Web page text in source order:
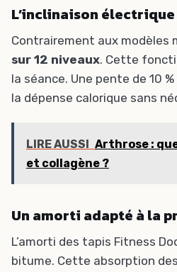
L’inclinaison
Contrairement aux modèles
sur 12 niveaux. Cette
la séance. Une pente de 10
la dépense calorique sans
LIRE AUSSI Arthrose :
et collagène ?
Un amorti adapté à la
L’amorti des tapis Fitness
bitume. Cette absorption